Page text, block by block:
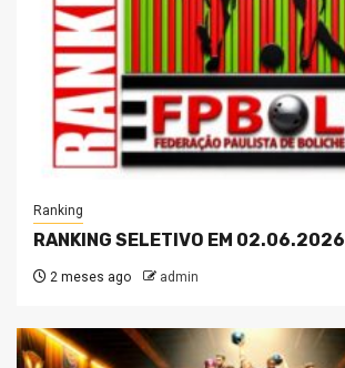
Ranking
RANKING SELETIVO EM 02.06.2026
2 meses ago admin